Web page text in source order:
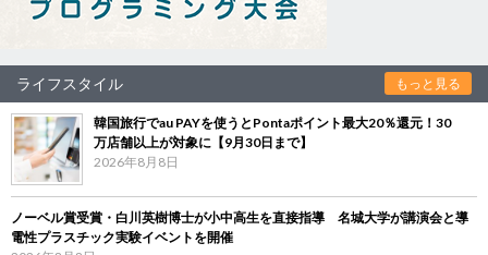
ライフスタイル もっと見る
韓国旅行でau PAYを使うとPontaポイント最大20％還元！30
万店舗以上が対象に【9月30日まで】
2026年8月8日
ノーベル賞受賞・白川英樹博士が小中高生を直接指導 名城大学が講演会と導
電性プラスチック実験イベントを開催